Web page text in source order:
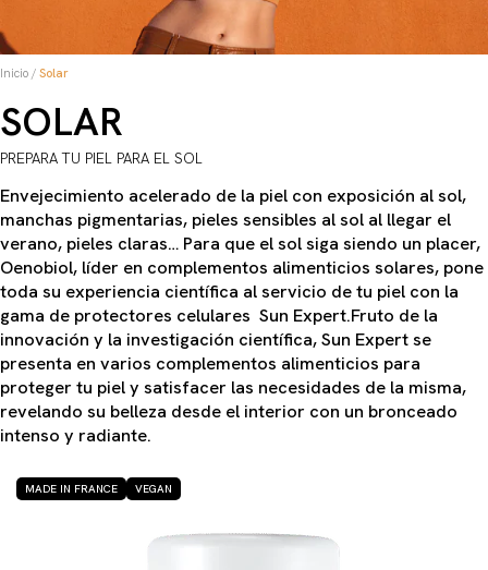
Inicio / Solar
SOLAR
PREPARA TU PIEL PARA EL SOL
Envejecimiento acelerado de la piel con exposición al sol,
manchas pigmentarias, pieles sensibles al sol al llegar el
verano, pieles claras… Para que el sol siga siendo un placer,
Oenobiol, líder en complementos alimenticios solares, pone
toda su experiencia científica al servicio de tu piel con la
gama de protectores celulares Sun Expert.Fruto de la
innovación y la investigación científica, Sun Expert se
presenta en varios complementos alimenticios para
proteger tu piel y satisfacer las necesidades de la misma,
revelando su belleza desde el interior con un bronceado
intenso y radiante.
MADE IN FRANCE VEGAN